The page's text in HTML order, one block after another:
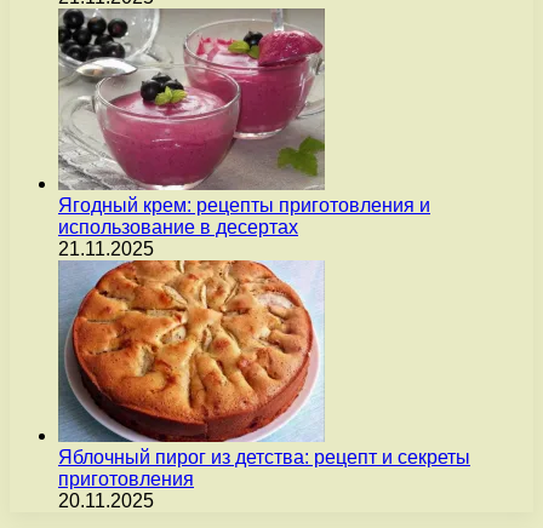
Ягодный крем: рецепты приготовления и
использование в десертах
21.11.2025
Яблочный пирог из детства: рецепт и секреты
приготовления
20.11.2025